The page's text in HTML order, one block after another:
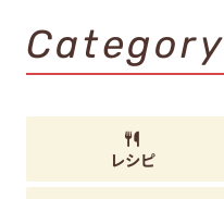
Category
レシピ